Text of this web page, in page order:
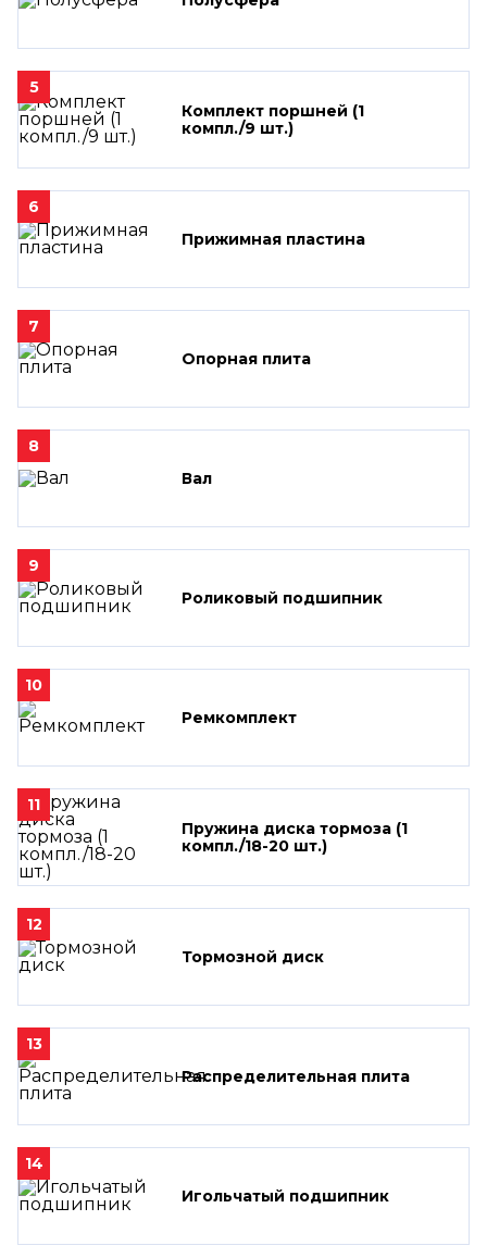
5
Комплект поршней (1
компл./9 шт.)
6
Прижимная пластина
7
Опорная плита
8
Вал
9
Роликовый подшипник
10
Ремкомплект
11
Пружина диска тормоза (1
компл./18-20 шт.)
12
Тормозной диск
13
Распределительная плита
14
Игольчатый подшипник